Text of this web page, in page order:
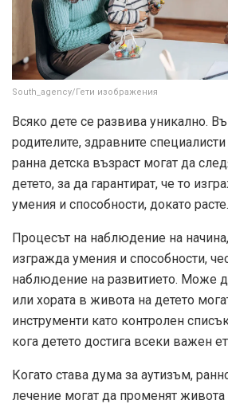
South_agency/Гети изображения
Всяко дете се развива уникално.
родителите, здравните
ранна детска възраст могат да
детето, за да гарантират, че то
умения и способности, докато расте.
Процесът на наблюдение на
изгражда умения и способности,
наблюдение на развитието. Може
или хората в живота на детето
инструменти като контролен
кога детето достига всеки важен
Когато става дума за аутизъм,
лечение могат да променят живота